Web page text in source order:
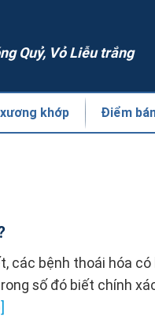
Quỷ, Vỏ Liễu trắng
khớp Điểm
các bệnh thoái hóa có
số đó biết chính